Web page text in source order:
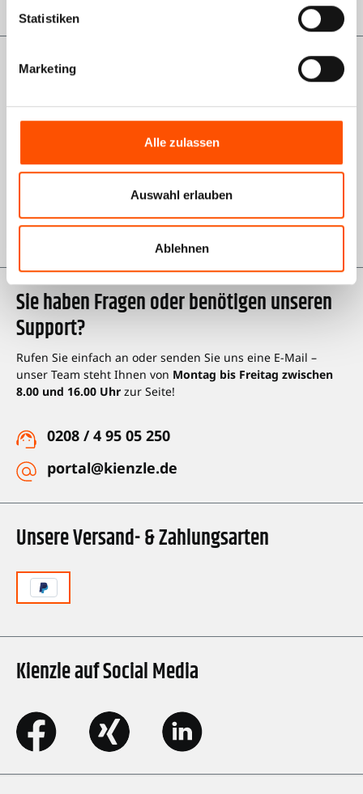
Statistiken
Marketing
Alle zulassen
Auswahl erlauben
Ablehnen
Informationen
Über uns
Impressum
Karriere bei Kienzle
Kienzle auf Social Media
Unsere Versand- & Zahlungsarten
Sie haben Fragen oder benötigen unseren
Support?
Rufen Sie einfach an oder senden Sie uns eine E-Mail –
unser Team steht Ihnen von Montag bis Freitag zwischen
8.00 und 16.00 Uhr zur Seite!
0208 / 4 95 05 250
portal@kienzle.de